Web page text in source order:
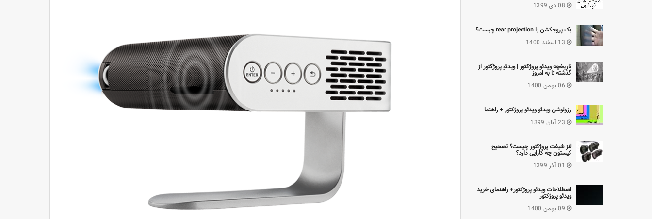
08 دی 1399
بک پروجکشن یا rear projection چیست؟
13 اسفند 1400
تاریخچه ویدئو پروژکتور | ویدئو پروژکتور از
گذشته تا به امروز
06 بهمن 1400
رزولوشن ویدئو ویدئو پروژکتور + راهنما
23 آبان 1399
لنز شیفت پروژکتور چیست؟ تصحیح
کیستون چه کارایی دارد؟
01 آذر 1399
اصطلاحات ویدئو پروژکتور+ راهنمای خرید
ویدئو پروژکتور
09 بهمن 1400